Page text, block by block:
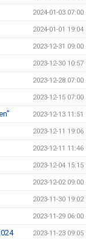
2024-01-03 07:00
2024-01-01 19:04
2023-12-31 09:00
2023-12-30 10:57
2023-12-28 07:00
2023-12-15 07:00
2023-12-13 11:51
2023-12-11 19:06
2023-12-11 11:46
2023-12-04 15:15
2023-12-02 09:00
2023-11-30 19:02
2023-11-29 06:00
2023-11-23 09:05